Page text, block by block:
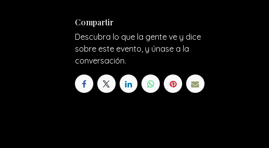
Compartir
Descubra lo que la gente ve y dice
sobre este evento, y únase a la
conversación.